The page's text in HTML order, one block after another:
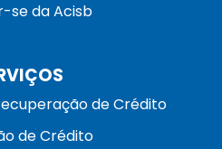
se da Acisb
de Crédito
de Crédito